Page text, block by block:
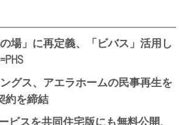
場」に再定義、「ビバス」活用し
グス、アエラホームの民事再生を
約を締結
ビスを共同住宅版にも無料公開、